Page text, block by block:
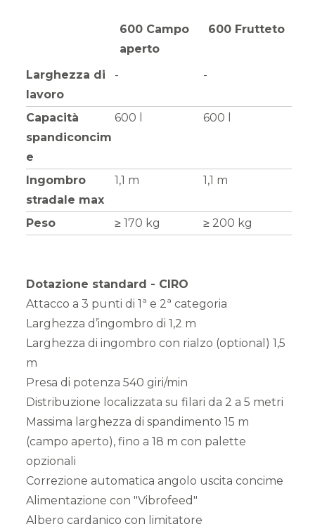
600 Campo
aperto
600 Frutteto
Larghezza di
lavoro
- -
Capacità
spandiconcim
e
600 l 600 l
Ingombro
stradale max
1,1 m 1,1 m
Peso ≥ 170 kg ≥ 200 kg
Dotazione standard - CIRO
Attacco a 3 punti di 1ª e 2ª categoria
Larghezza d’ingombro di 1,2 m
Larghezza di ingombro con rialzo (optional) 1,5
m
Presa di potenza 540 giri/min
Distribuzione localizzata su filari da 2 a 5 metri
Massima larghezza di spandimento 15 m
(campo aperto), fino a 18 m con palette
opzionali
Correzione automatica angolo uscita concime
Alimentazione con "Vibrofeed"
Albero cardanico con limitatore